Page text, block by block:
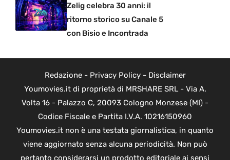
Zelig celebra 30 anni: il
ritorno storico su Canale 5
con Bisio e Incontrada
Redazione- Privacy Policy- Disclaimer
Youmovies.it di proprietà di MRSHARE SRL - Via A.
Volta 16 - Palazzo C, 20093 Cologno Monzese (MI) -
Codice Fiscale e Partita I.V.A. 10216150960
Youmovies.it non è una testata giornalistica, in quanto
viene aggiornato senza alcuna periodicità. Non può
pertanto considerarsi un prodotto editoriale ai sensi